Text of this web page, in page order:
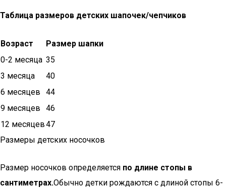
Таблица размеров детских шапочек/чепчиков
Возраст
Размер шапки
0-2 месяца 35
3 месяца
40
6 месяцев
44
9 месяцев
46
12 месяцев47
Размеры детских носочков
Размер носочков определяется по длине стопы в
сантиметрах.Обычно детки рождаются с длиной стопы 6-